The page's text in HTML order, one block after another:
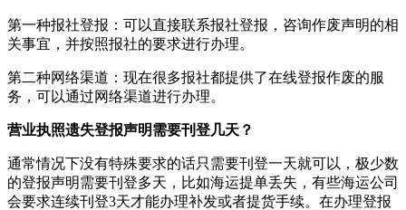
第一种报社登报：可以直接联系报社登报，咨询作废声明的相
关事宜，并按照报社的要求进行办理。
第二种网络渠道：现在很多报社都提供了在线登报作废的服
务，可以通过网络渠道进行办理。
营业执照遗失登报声明需要刊登几天？
通常情况下没有特殊要求的话只需要刊登一天就可以，极少数
的登报声明需要刊登多天，比如海运提单丢失，有些海运公司
会要求连续刊登3天才能办理补发或者提货手续。在办理登报